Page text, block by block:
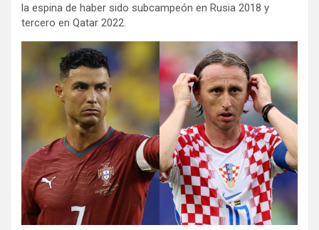
la espina de haber sido subcampeón en Rusia 2018 y
tercero en Qatar 2022.